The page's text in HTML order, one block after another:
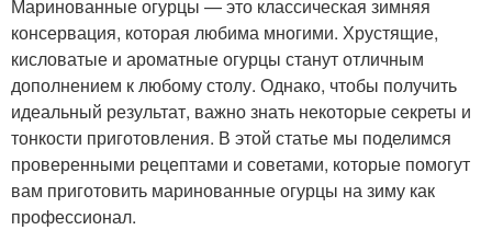
Маринованные огурцы — это классическая зимняя
консервация, которая любима многими. Хрустящие,
кисловатые и ароматные огурцы станут отличным
дополнением к любому столу. Однако, чтобы получить
идеальный результат, важно знать некоторые секреты и
тонкости приготовления. В этой статье мы поделимся
проверенными рецептами и советами, которые помогут
вам приготовить маринованные огурцы на зиму как
профессионал.